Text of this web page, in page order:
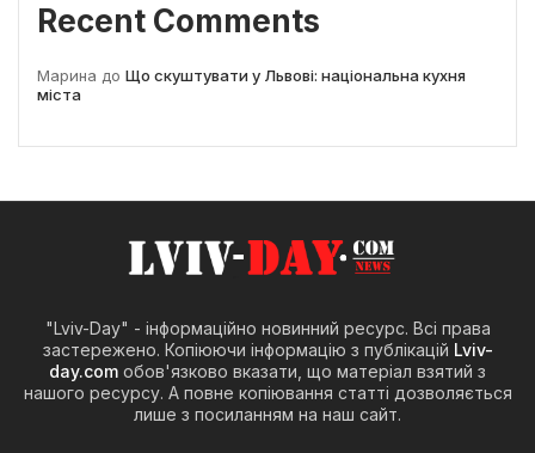
Recent Comments
Марина до Що скуштувати у Львові: національна кухня
міста
"Lviv-Day" - інформаційно новинний ресурс. Всі права
застережено. Копіюючи інформацію з публікацій Lviv-
day.com обов'язково вказати, що матеріал взятий з
нашого ресурсу. А повне копіювання статті дозволяється
лише з посиланням на наш сайт.